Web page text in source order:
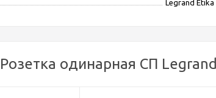
Legrand Etika
одинарная СП